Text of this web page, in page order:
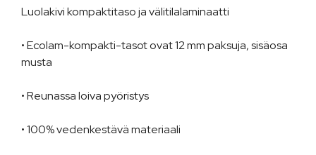
Luolakivi kompaktitaso ja välitilalaminaatti
• Ecolam-kompakti-tasot ovat 12 mm paksuja, sisäosa
musta
• Reunassa loiva pyöristys
• 100% vedenkestävä materiaali